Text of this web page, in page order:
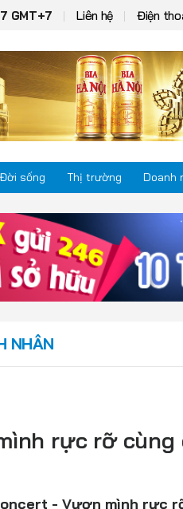
GMT+7 Liên hệ Điện
Đời sống Thị trường Doanh
Doanh nghiệp –
Đồ uống
NHÂN
rực rỡ
- Vươn mình rực